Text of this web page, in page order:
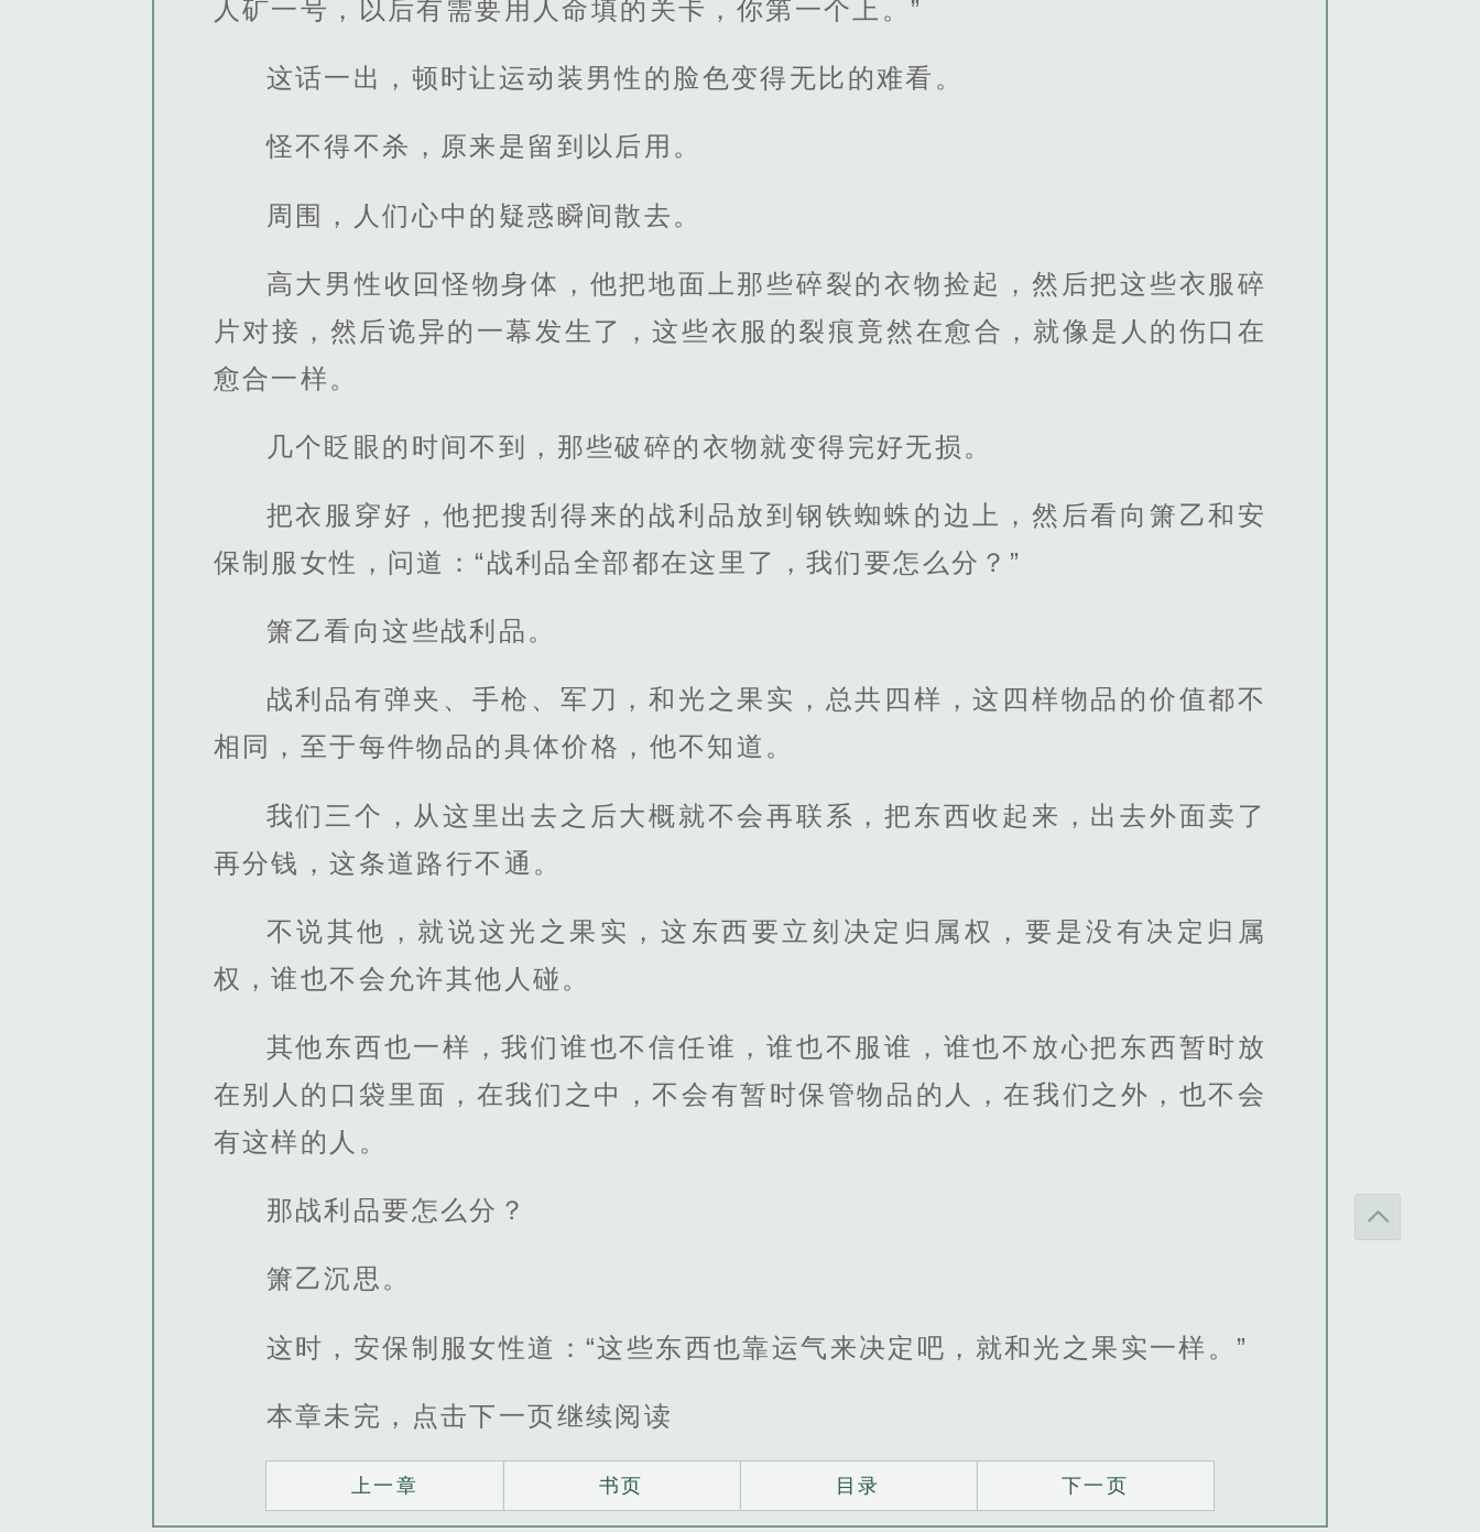
人矿一号，以后有需要用人命填的关卡，你第一个上。”
这话一出，顿时让运动装男性的脸色变得无比的难看。
怪不得不杀，原来是留到以后用。
周围，人们心中的疑惑瞬间散去。
高大男性收回怪物身体，他把地面上那些碎裂的衣物捡起，然后把这些衣服碎
片对接，然后诡异的一幕发生了，这些衣服的裂痕竟然在愈合，就像是人的伤口在
愈合一样。
几个眨眼的时间不到，那些破碎的衣物就变得完好无损。
把衣服穿好，他把搜刮得来的战利品放到钢铁蜘蛛的边上，然后看向箫乙和安
保制服女性，问道：“战利品全部都在这里了，我们要怎么分？”
箫乙看向这些战利品。
战利品有弹夹、手枪、军刀，和光之果实，总共四样，这四样物品的价值都不
相同，至于每件物品的具体价格，他不知道。
我们三个，从这里出去之后大概就不会再联系，把东西收起来，出去外面卖了
再分钱，这条道路行不通。
不说其他，就说这光之果实，这东西要立刻决定归属权，要是没有决定归属
权，谁也不会允许其他人碰。
其他东西也一样，我们谁也不信任谁，谁也不服谁，谁也不放心把东西暂时放
在别人的口袋里面，在我们之中，不会有暂时保管物品的人，在我们之外，也不会
有这样的人。
那战利品要怎么分？
箫乙沉思。
这时，安保制服女性道：“这些东西也靠运气来决定吧，就和光之果实一样。”
本章未完，点击下一页继续阅读
上一章 书页 目录 下一页